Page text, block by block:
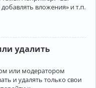
вложения» и т.п.
удалить
или модератором
и удалять только свои